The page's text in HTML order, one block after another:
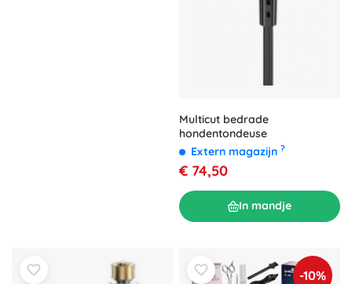
Multicut bedrade
hondentondeuse
Extern magazijn ?
€ 74,50
In mandje
-10%